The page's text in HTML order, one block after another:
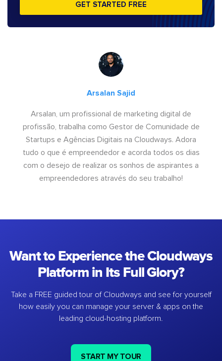
GET STARTED FREE
Arsalan Sajid
Arsalan, um profissional de marketing digital de
profissão, trabalha como Gestor de Comunidade de
Startups e Agências Digitais na Cloudways. Adora
tudo o que é empreendedor e acorda todos os dias
com o desejo de realizar os sonhos de aspirantes a
empreendedores através do seu trabalho!
Want to Experience the Cloudways
Platform in Its Full Glory?
Take a FREE guided tour of Cloudways and see for yourself
how easily you can manage your server & apps on the
leading cloud-hosting platform.
START MY TOUR